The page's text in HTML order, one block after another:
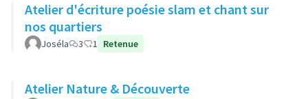
Atelier d'écriture poésie slam et chant sur
nos quartiers
Joséla 3 1 Retenue
Atelier Nature & Découverte